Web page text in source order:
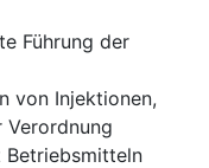
Führung der
von Injektionen,
Verordnung